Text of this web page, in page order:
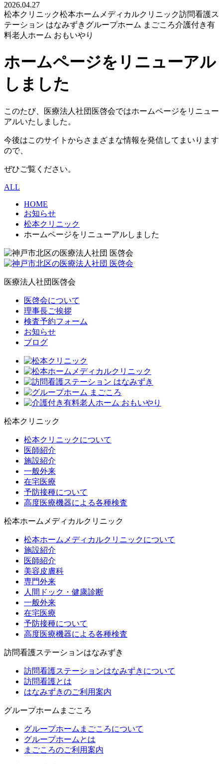
2026.04.27
松本クリニック松本ホームメディカルクリニック訪問看護ス
テーション はなみずき グループホーム まごころ介護付き有
料老人ホーム おもいやり
ホームページをリニューアル
しました
このたび、医療法人社団医啓会ではホームページをリニュー
アルいたしました。
今後はこのサイトからさまざまな情報を発信してまいります
ので、
ぜひご覧ください。
ALL
HOME
お知らせ
松本クリニック
ホームページをリニューアルしました
医療法人社団医啓会
医啓会について
理事長ご挨拶
検査予約フォーム
お知らせ
ブログ
松本クリニック
松本クリニックについて
医師紹介
施設紹介
一般外来
在宅医療
予防接種について
高度医療機器による各種検査
松本ホームメディカルクリニック
松本ホームメディカルクリニックについて
施設紹介
医師紹介
美容皮膚科
専門外来
人間ドック・健康診断
一般外来
在宅医療
予防接種について
高度医療機器による各種検査
訪問看護ステーションはなみずき
訪問看護ステーションはなみずきについて
訪問看護とは
はなみずきのご利用案内
グループホームまごころ
グループホームまごころについて
グループホームとは
まごころのご利用案内